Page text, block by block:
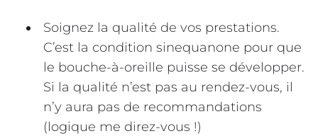
Soignez la qualité de vos prestations.
C’est la condition sinequanone pour que
le bouche-à-oreille puisse se développer.
Si la qualité n’est pas au rendez-vous, il
n’y aura pas de recommandations
(logique me direz-vous !)